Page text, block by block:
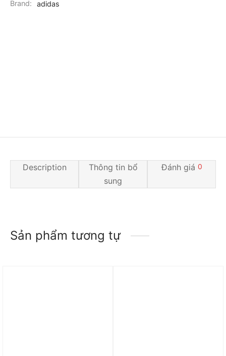
Brand:
adidas
Description
Thông tin bổ
sung
Đánh giá 0
Sản phẩm tương tự